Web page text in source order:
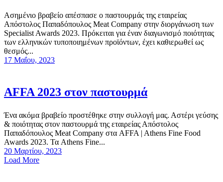
Ασημένιο βραβείο απέσπασε ο παστουρμάς της εταιρείας
Απόστολος Παπαδόπουλος Meat Company στην διοργάνωση των
Specialist Awards 2023. Πρόκειται για έναν διαγωνισμό ποιότητας
των ελληνικών τυποποιημένων προϊόντων, έχει καθιερωθεί ως
θεσμός...
17 Μαΐου, 2023
AFFA 2023 στον παστουρμά
Ένα ακόμα βραβείο προστέθηκε στην συλλογή μας. Αστέρι γεύσης
& ποιότητας στον παστουρμά της εταιρείας Απόστολος
Παπαδόπουλος Meat Company στα AFFA | Athens Fine Food
Awards 2023. Τα Athens Fine...
20 Μαρτίου, 2023
Load More